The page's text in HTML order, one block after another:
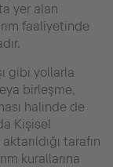
yer alan
faaliyetinde
gibi yollarla
birleşme,
halinde de
Kişisel
tarafın
kurallarına